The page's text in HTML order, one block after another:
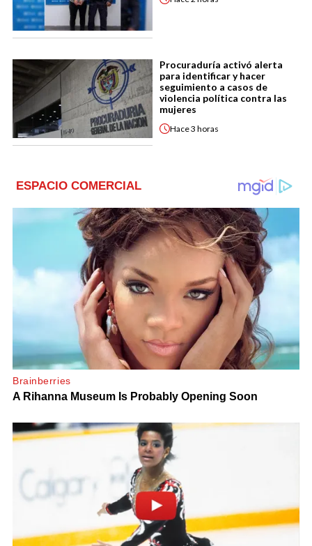
Procuraduría activó alerta
para identificar y hacer
seguimiento a casos de
violencia política contra las
mujeres
Hace3 horas